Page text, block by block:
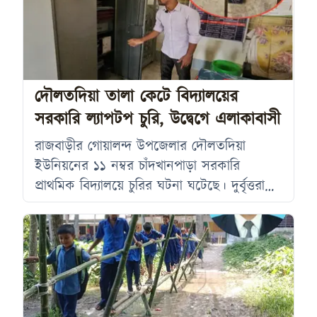
ছোট সন্তান। শিশুরটির মৃত্যুতে এলাকা জুড়ে
শোকের ছায়া নেমে এসেছে। শিশুটির প্রতিবেশি
জহিরুল ইসলাম পাপ্পু মৃধা জানান, ঘটনা স্থলে
পুকুরের মাঝ বরাবর
দৌলতদিয়া তালা কেটে বিদ্যালয়ের
সরকারি ল্যাপটপ চুরি, উদ্বেগে এলাকাবাসী
রাজবাড়ীর গোয়ালন্দ উপজেলার দৌলতদিয়া
ইউনিয়নের ১১ নম্বর চাঁদখানপাড়া সরকারি
প্রাথমিক বিদ্যালয়ে চুরির ঘটনা ঘটেছে। দুর্বৃত্তরা
বিদ্যালয়ের অফিস কক্ষের তালা কেটে একটি
সরকারি ল্যাপটপ ও একটি মাউস চুরি করে নিয়ে
গেছে। ঘটনাটি এলাকায় ব্যাপক চাঞ্চল্যের সৃষ্টি
করেছে। বিদ্যালয় সূত্রে জানা যায়, শনিবার (১
আগস্ট) রাতের কোনো এক সময় চোরেরা অফিস
কক্ষের তালা কেটে ভেতরে প্রবেশ করে। পরে